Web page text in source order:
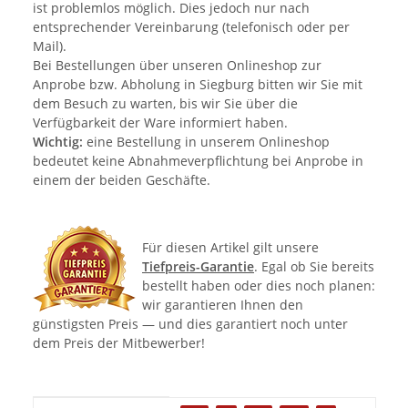
ist problemlos möglich. Dies jedoch nur nach
entsprechender Vereinbarung (telefonisch oder per
Mail).
Bei Bestellungen über unseren Onlineshop zur
Anprobe bzw. Abholung in Siegburg bitten wir Sie mit
dem Besuch zu warten, bis wir Sie über die
Verfügbarkeit der Ware informiert haben.
Wichtig: eine Bestellung in unserem Onlineshop
bedeutet keine Abnahmeverpflichtung bei Anprobe in
einem der beiden Geschäfte.
Für diesen Artikel gilt unsere
Tiefpreis-Garantie. Egal ob Sie bereits
bestellt haben oder dies noch planen:
wir garantieren Ihnen den
günstigsten Preis — und dies garantiert noch unter
dem Preis der Mitbewerber!